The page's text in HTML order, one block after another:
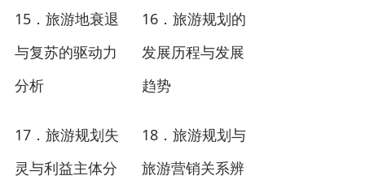
15 ． 旅游地衰退
与复苏的驱动力
分析
16 ．旅游规划的
发展历程与发展
趋势
17 ．旅游规划失
灵与利益主体分
18 ．旅游规划与
旅游营销关系辨